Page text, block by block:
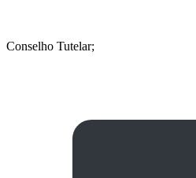
Conselho Tutelar;